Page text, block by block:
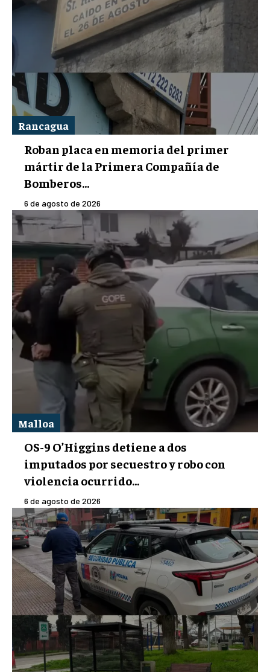
Rancagua
Roban placa en memoria del primer
mártir de la Primera Compañía de
Bomberos...
6 de agosto de 2026
Malloa
OS-9 O’Higgins detiene a dos
imputados por secuestro y robo con
violencia ocurrido...
6 de agosto de 2026